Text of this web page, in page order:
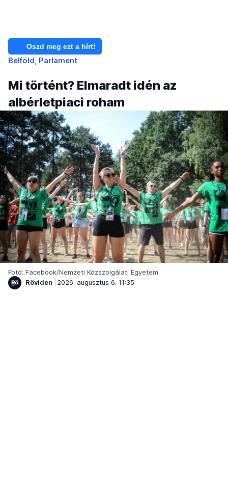
Oszd meg ezt a hírt!
Belföld Parlament
Mi történt? Elmaradt idén az
albérletpiaci roham
Fotó: Facebook/Nemzeti Közszolgálati Egyetem
Röviden
2026. augusztus 6. 11:35